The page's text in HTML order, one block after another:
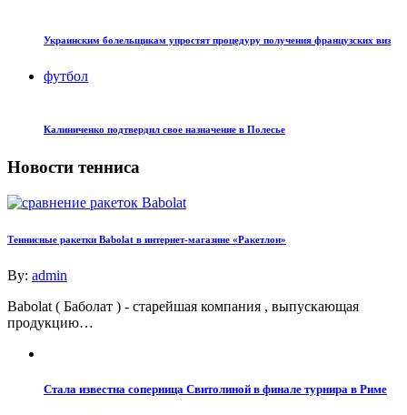
Украинским болельщикам упростят процедуру получения французских виз
футбол
Калиниченко подтвердил свое назначение в Полесье
Новости тенниса
Теннисные ракетки Babolat в интернет-магазине «Ракетлон»
By: admin
Babolat ( Баболат ) - старейшая компания , выпускающая
продукцию…
Стала известна соперница Свитолиной в финале турнира в Риме